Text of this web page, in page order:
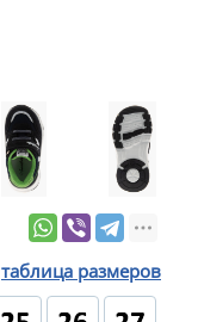
таблица размеров